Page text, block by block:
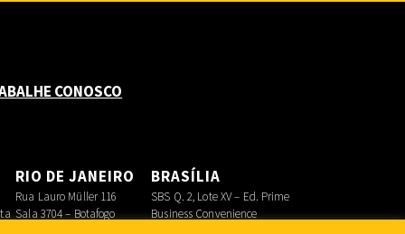
CONOSCO
RIO DE JANEIRO
Rua Lauro Müller 116
Sala 3704 – Botafogo
BRASÍLIA
SBS Q. 2, Lote XV – Ed. Prime
Business Convenience